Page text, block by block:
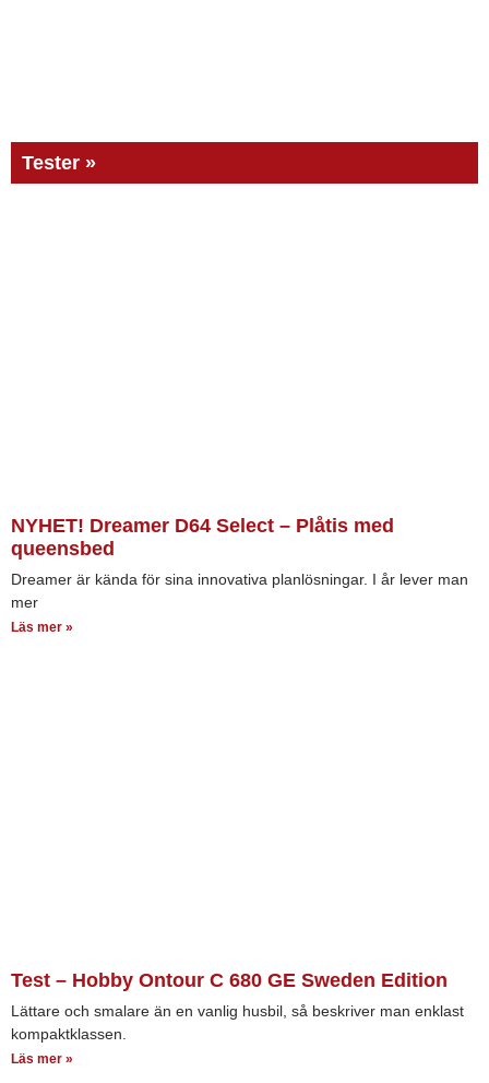
Tester »
NYHET! Dreamer D64 Select – Plåtis med
queensbed
Dreamer är kända för sina innovativa planlösningar. I år lever man
mer
Läs mer »
Test – Hobby Ontour C 680 GE Sweden Edition
Lättare och smalare än en vanlig husbil, så beskriver man enklast
kompaktklassen.
Läs mer »